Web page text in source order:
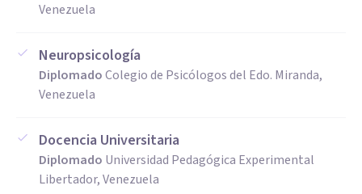
Venezuela
Neuropsicología
DiplomadoColegio de Psicólogos del Edo. Miranda,
Venezuela
Docencia Universitaria
Diplomado Universidad Pedagógica Experimental
Libertador, Venezuela